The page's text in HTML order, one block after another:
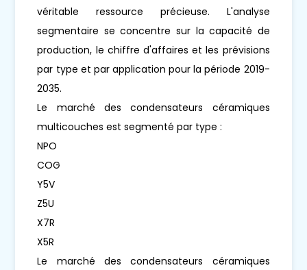
véritable ressource précieuse. L'analyse
segmentaire se concentre sur la capacité de
production, le chiffre d'affaires et les prévisions
par type et par application pour la période 2019-
2035.
Le marché des condensateurs céramiques
multicouches est segmenté par type :
NPO
COG
Y5V
Z5U
X7R
X5R
Le marché des condensateurs céramiques